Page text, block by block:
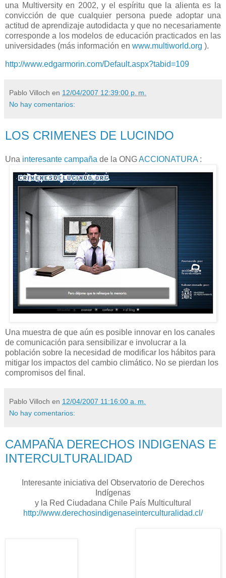
una Multiversity en 2002, y el espíritu que la alienta es la
convicción de que cualquier persona puede adoptar una
actitud de aprendizaje autodidacta y que no necesariamente
corresponde a los modelos de educación practicados en las
universidades (más información en www.multiworld.org ).
http://www.edgarmorin.com/Default.aspx?tabid=109
Pablo Villoch en 12/04/2007 12:39:00 p. m.
No hay comentarios:
LOS CRIMENES DE LUCINDO
Una interesante campaña de la ONGACCIONATURA :
Una muestra de que aún es posible innovar en los canales
de comunicación para sensibilizar e involucrar a la
población sobre la necesidad de modificar los hábitos para
mitigar los impactos del cambio climático. No se pierdan los
compromisos del final.
Pablo Villoch en 12/04/2007 11:16:00 a. m.
No hay comentarios:
CAMPAÑA DERECHOS INDIGENAS E
INTERCULTURALIDAD
Interesante iniciativa del Observatorio de Derechos
Indígenas
y la Red Ciudadana Chile País Multicultural
http://www.derechosindigenaseinterculturalidad.cl/